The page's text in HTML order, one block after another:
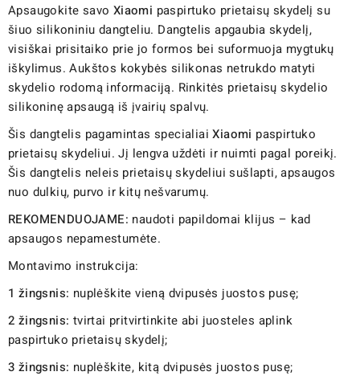
Apsaugokite savo Xiaomi paspirtuko prietaisų skydelį su
šiuo silikoniniu dangteliu. Dangtelis apgaubia skydelį,
visiškai prisitaiko prie jo formos bei suformuoja mygtukų
iškylimus. Aukštos kokybės silikonas netrukdo matyti
skydelio rodomą informaciją. Rinkitės prietaisų skydelio
silikoninę apsaugą iš įvairių spalvų.
Šis dangtelis pagamintas specialiaiXiaomi paspirtuko
prietaisų skydeliui. Jį lengva uždėti ir nuimti pagal poreikį.
Šis dangtelis neleis prietaisų skydeliui sušlapti, apsaugos
nuo dulkių, purvo ir kitų nešvarumų.
REKOMENDUOJAME: naudoti papildomai klijus – kad
apsaugos nepamestumėte.
Montavimo instrukcija:
1 žingsnis: nuplėškite vieną dvipusės juostos pusę;
2 žingsnis: tvirtai pritvirtinkite abi juosteles aplink
paspirtuko prietaisų skydelį;
3 žingsnis: nuplėškite, kitą dvipusės juostos pusę;